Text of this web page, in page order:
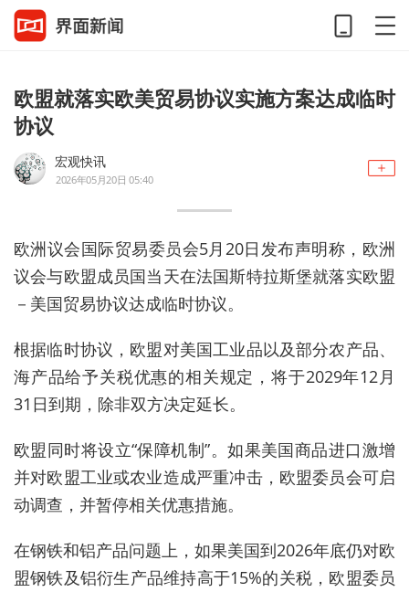
欧盟就落实欧美贸易协议实施方案达成临时
协议
宏观快讯
2026年05月20日 05:40
欧洲议会国际贸易委员会5月20日发布声明称，欧洲
议会与欧盟成员国当天在法国斯特拉斯堡就落实欧盟
－美国贸易协议达成临时协议。
根据临时协议，欧盟对美国工业品以及部分农产品、
海产品给予关税优惠的相关规定，将于2029年12月
31日到期，除非双方决定延长。
欧盟同时将设立“保障机制”。如果美国商品进口激增
并对欧盟工业或农业造成严重冲击，欧盟委员会可启
动调查，并暂停相关优惠措施。
在钢铁和铝产品问题上，如果美国到2026年底仍对欧
盟钢铁及铝衍生产品维持高于15%的关税，欧盟委员